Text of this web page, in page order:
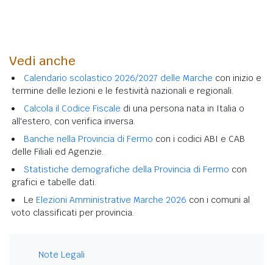
Vedi anche
Calendario scolastico 2026/2027 delle Marche con inizio e
termine delle lezioni e le festività nazionali e regionali.
Calcola il Codice Fiscale di una persona nata in Italia o
all'estero, con verifica inversa.
Banche nella Provincia di Fermo con i codici ABI e CAB
delle Filiali ed Agenzie.
Statistiche demografiche della Provincia di Fermo con
grafici e tabelle dati.
Le Elezioni Amministrative Marche 2026 con i comuni al
voto classificati per provincia.
Note Legali